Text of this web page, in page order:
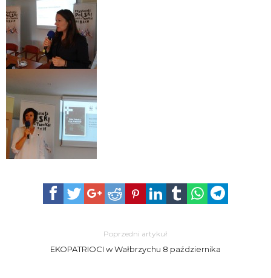
Poprzedni artykuł
EKOPATRIOCI w Wałbrzychu 8 października